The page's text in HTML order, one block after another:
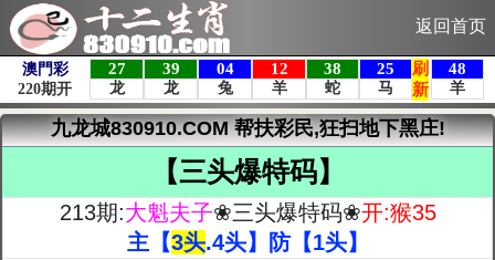
返回首页
九龙城830910.COM 帮扶彩民,狂扫地下黑庄!
【三头爆特码】
213期:大魁夫子❀三头爆特码❀开:猴35
主【3头.4头】防【1头】